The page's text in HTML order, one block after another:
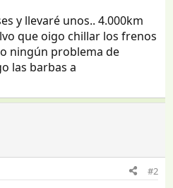
y llevaré unos.. 4.000km
que oigo chillar los frenos
ningún problema de
las barbas a
#2